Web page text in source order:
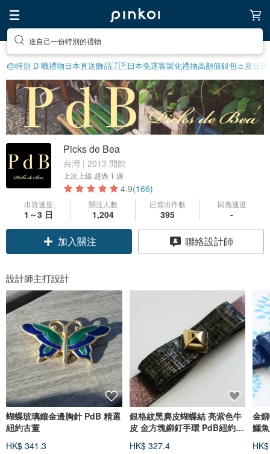
享受療癒的放鬆生活
🎂特別 D 嘅禮物日本直送飾品🇯🇵日本免運客製化禮物高顏值銀包👛夏日
Picks de Bea
台灣 | 2013 開館
上次上線 超過 1 週
4.9(166)
出貨速度
1～3 日
關注人數
1,204
已賣出件數
395
回應速度
-
領優惠券
聯絡設計師
設計師主打設計
蝴蝶玻璃鑲金邊胸針 PdB 精選
紐約古董
HK$ 341.3
銀格紋黑麂皮蝴蝶結 亮紫色牛
皮 金方塊鉚釘手環 PdB紐約手
HK$ 327.4
金鉚
鱷